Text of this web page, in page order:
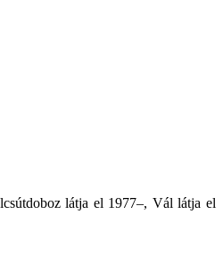
látja el 1977–, Vál látja el